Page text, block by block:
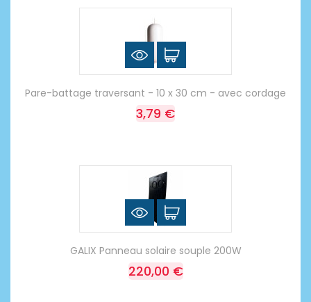
Pare-battage traversant - 10 x 30 cm - avec cordage
3,79 €
GALIX Panneau solaire souple 200W
220,00 €